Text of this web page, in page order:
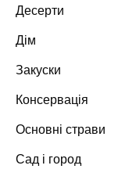
Десерти
Дім
Закуски
Консервація
Основні страви
Сад і город